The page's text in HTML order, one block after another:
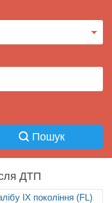
Пошук
ДТП
IX покоління (FL)